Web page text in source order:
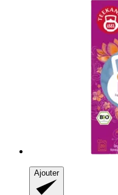
Ajouter